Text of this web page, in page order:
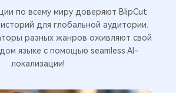
по всему миру доверяют BlipCut
для глобальной аудитории.
разных жанров оживляют свой
языке с помощью seamless AI-
локализации!